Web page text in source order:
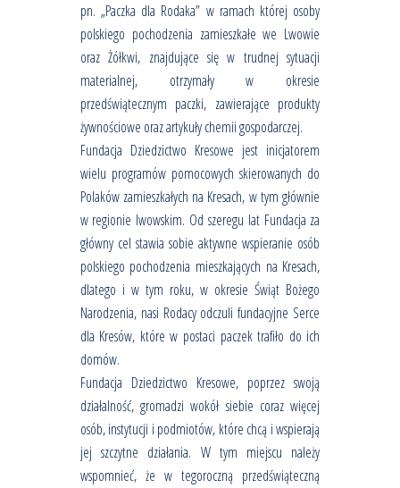
pn. „Paczka dla Rodaka” w ramach której osoby
polskiego pochodzenia zamieszkałe we Lwowie
oraz Żółkwi, znajdujące się w trudnej sytuacji
materialnej, otrzymały w okresie
przedświątecznym paczki, zawierające produkty
żywnościowe oraz artykuły chemii gospodarczej.
Fundacja Dziedzictwo Kresowe jest inicjatorem
wielu programów pomocowych skierowanych do
Polaków zamieszkałych na Kresach, w tym głównie
w regionie lwowskim. Od szeregu lat Fundacja za
główny cel stawia sobie aktywne wspieranie osób
polskiego pochodzenia mieszkających na Kresach,
dlatego i w tym roku, w okresie Świąt Bożego
Narodzenia, nasi Rodacy odczuli fundacyjne Serce
dla Kresów, które w postaci paczek trafiło do ich
domów.
Fundacja Dziedzictwo Kresowe, poprzez swoją
działalność, gromadzi wokół siebie coraz więcej
osób, instytucji i podmiotów, które chcą i wspierają
jej szczytne działania. W tym miejscu należy
wspomnieć, że w tegoroczną przedświąteczną